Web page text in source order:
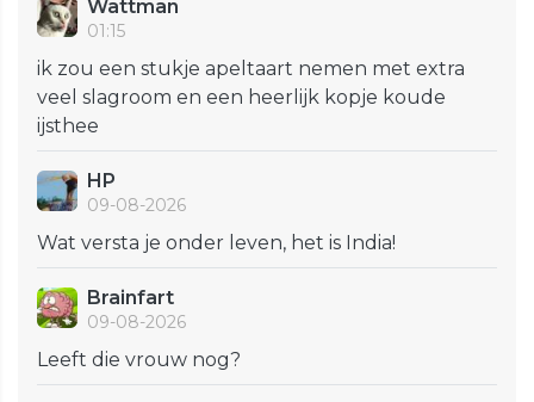
Wattman
01:15
ik zou een stukje apeltaart nemen met extra
veel slagroom en een heerlijk kopje koude
ijsthee
HP
09-08-2026
Wat versta je onder leven, het is India!
Brainfart
09-08-2026
Leeft die vrouw nog?